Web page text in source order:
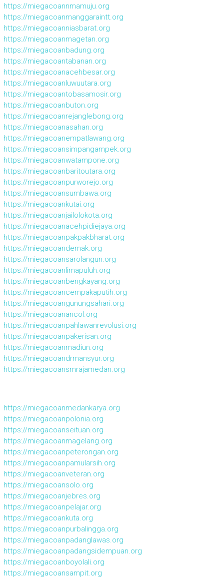
https://miegacoannmamuju.org
https://miegacoanmanggaraintt.org
https://miegacoanniasbarat.org
https://miegacoanmagetan.org
https://miegacoanbadung.org
https://miegacoantabanan.org
https://miegacoanacehbesar.org
https://miegacoanluwuutara.org
https://miegacoantobasamosir.org
https://miegacoanbuton.org
https://miegacoanrejanglebong.org
https://miegacoanasahan.org
https://miegacoanempatlawang.org
https://miegacoansimpangampek.org
https://miegacoanwatampone.org
https://miegacoanbaritoutara.org
https://miegacoanpurworejo.org
https://miegacoansumbawa.org
https://miegacoankutai.org
https://miegacoanjailolokota.org
https://miegacoanacehpidiejaya.org
https://miegacoanpakpakbharat.org
https://miegacoandemak.org
https://miegacoansarolangun.org
https://miegacoanlimapuluh.org
https://miegacoanbengkayang.org
https://miegacoancempakaputih.org
https://miegacoangunungsahari.org
https://miegacoanancol.org
https://miegacoanpahlawanrevolusi.org
https://miegacoanpakerisan.org
https://miegacoanmadiun.org
https://miegacoandrmansyur.org
https://miegacoansmrajamedan.org
https://miegacoanmedankarya.org
https://miegacoanpolonia.org
https://miegacoanseituan.org
https://miegacoanmagelang.org
https://miegacoanpeterongan.org
https://miegacoanpamularsih.org
https://miegacoanveteran.org
https://miegacoansolo.org
https://miegacoanjebres.org
https://miegacoanpelajar.org
https://miegacoankuta.org
https://miegacoanpurbalingga.org
https://miegacoanpadanglawas.org
https://miegacoanpadangsidempuan.org
https://miegacoanboyolali.org
https://miegacoansampit.org